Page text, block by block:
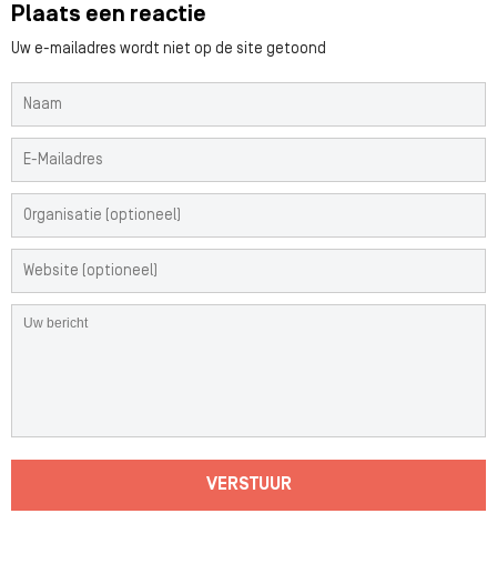
Plaats een reactie
Uw e-mailadres wordt niet op de site getoond
VERSTUUR